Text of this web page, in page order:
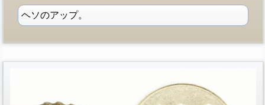
ヘソのアップ。